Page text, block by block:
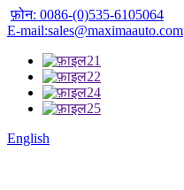
फ़ोन: 0086-(0)535-6105064
E-mail:sales@maximaauto.com
English